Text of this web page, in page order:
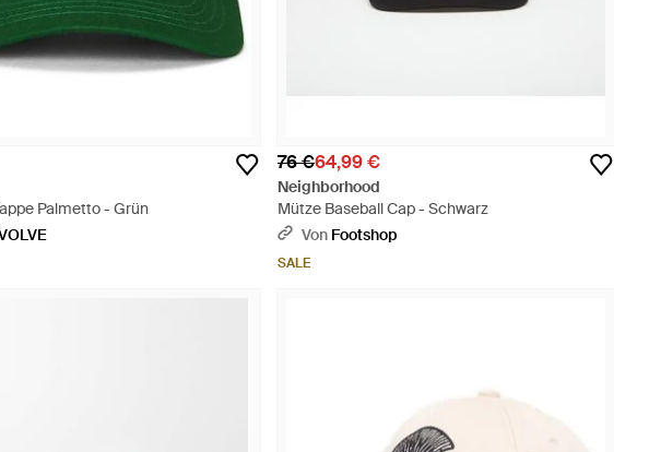
Palmetto - Grün
76 €64,99 €
Neighborhood
Mütze Baseball Cap - Schwarz
Von Footshop
SALE